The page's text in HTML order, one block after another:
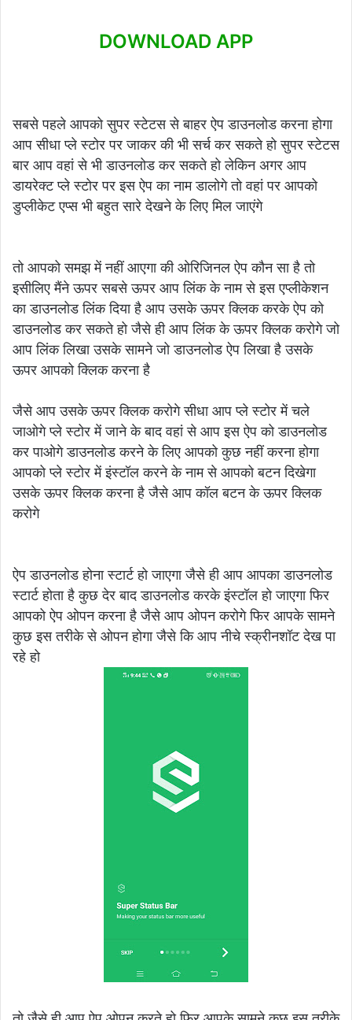
DOWNLOAD APP
सबसे पहले आपको सुपर स्टेटस से बाहर ऐप डाउनलोड करना होगा
आप सीधा प्ले स्टोर पर जाकर की भी सर्च कर सकते हो सुपर स्टेटस
बार आप वहां से भी डाउनलोड कर सकते हो लेकिन अगर आप
डायरेक्ट प्ले स्टोर पर इस ऐप का नाम डालोगे तो वहां पर आपको
डुप्लीकेट एप्स भी बहुत सारे देखने के लिए मिल जाएंगे
तो आपको समझ में नहीं आएगा की ओरिजिनल ऐप कौन सा है तो
इसीलिए मैंने ऊपर सबसे ऊपर आप लिंक के नाम से इस एप्लीकेशन
का डाउनलोड लिंक दिया है आप उसके ऊपर क्लिक करके ऐप को
डाउनलोड कर सकते हो जैसे ही आप लिंक के ऊपर क्लिक करोगे जो
आप लिंक लिखा उसके सामने जो डाउनलोड ऐप लिखा है उसके
ऊपर आपको क्लिक करना है
जैसे आप उसके ऊपर क्लिक करोगे सीधा आप प्ले स्टोर में चले
जाओगे प्ले स्टोर में जाने के बाद वहां से आप इस ऐप को डाउनलोड
कर पाओगे डाउनलोड करने के लिए आपको कुछ नहीं करना होगा
आपको प्ले स्टोर में इंस्टॉल करने के नाम से आपको बटन दिखेगा
उसके ऊपर क्लिक करना है जैसे आप कॉल बटन के ऊपर क्लिक
करोगे
ऐप डाउनलोड होना स्टार्ट हो जाएगा जैसे ही आप आपका डाउनलोड
स्टार्ट होता है कुछ देर बाद डाउनलोड करके इंस्टॉल हो जाएगा फिर
आपको ऐप ओपन करना है जैसे आप ओपन करोगे फिर आपके सामने
कुछ इस तरीके से ओपन होगा जैसे कि आप नीचे स्क्रीनशॉट देख पा
रहे हो